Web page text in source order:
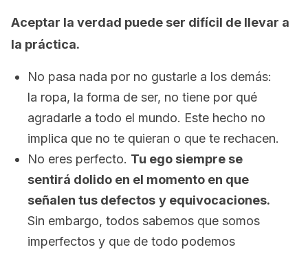
Aceptar la verdad puede ser difícil de llevar a
la práctica.
No pasa nada por no gustarle a los demás:
la ropa, la forma de ser, no tiene por qué
agradarle a todo el mundo. Este hecho no
implica que no te quieran o que te rechacen.
No eres perfecto. Tu ego siempre se
sentirá dolido en el momento en que
señalen tus defectos y equivocaciones.
Sin embargo, todos sabemos que somos
imperfectos y que de todo podemos